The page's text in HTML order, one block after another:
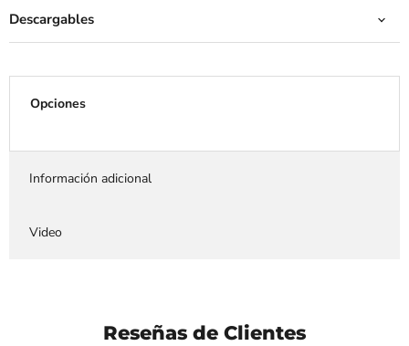
Descargables
Opciones
Información adicional
Video
Reseñas de Clientes